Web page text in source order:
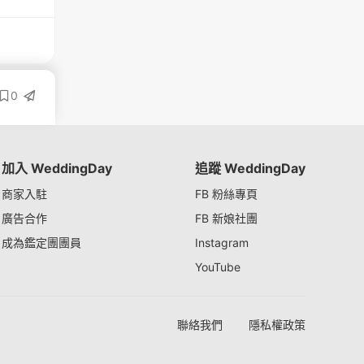
0
加入 WeddingDay
商家入駐
廣告合作
成為鑑定團團員
追蹤 WeddingDay
FB 粉絲專頁
FB 新娘社團
Instagram
YouTube
聯絡我們 隱私權政策